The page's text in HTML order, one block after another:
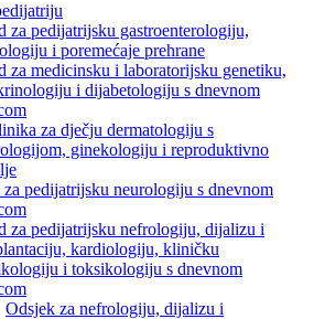
za pedijatrijsku gastroenterologiju,
i poremećaje prehrane
za medicinsku i laboratorijsku genetiku,
i dijabetologiju s dnevnom
za dječju dermatologiju s
ginekologiju i reproduktivno
pedijatrijsku neurologiju s dnevnom
za pedijatrijsku nefrologiju, dijalizu i
kardiologiju, kliničku
i toksikologiju s dnevnom
Odsjek za nefrologiju, dijalizu i